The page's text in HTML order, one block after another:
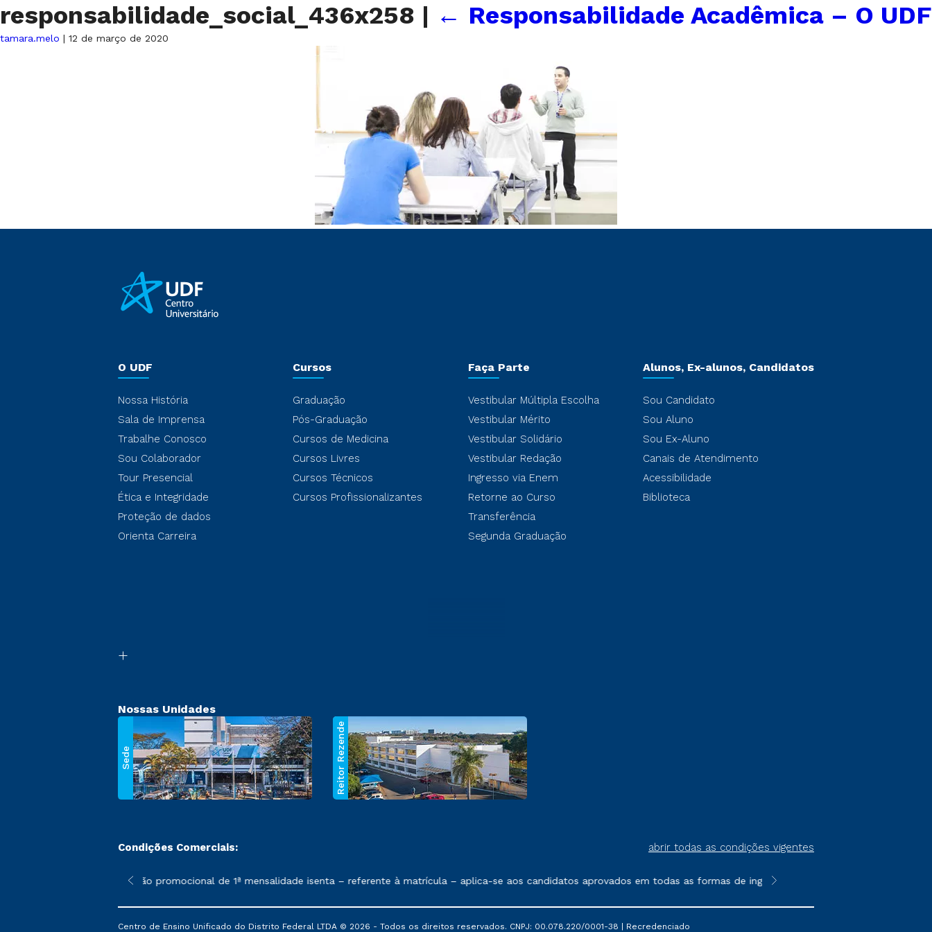
responsabilidade_social_436x258 | ← Responsabilidade Acadêmica – O UDF
tamara.melo | 12 de março de 2020
O UDF
Nossa História
Sala de Imprensa
Trabalhe Conosco
Sou Colaborador
Tour Presencial
Ética e Integridade
Proteção de dados
Orienta Carreira
Cursos
Graduação
Pós-Graduação
Cursos de Medicina
Cursos Livres
Cursos Técnicos
Cursos Profissionalizantes
Faça Parte
Vestibular Múltipla Escolha
Vestibular Mérito
Vestibular Solidário
Vestibular Redação
Ingresso via Enem
Retorne ao Curso
Transferência
Segunda Graduação
Alunos, Ex-alunos, Candidatos
Sou Candidato
Sou Aluno
Sou Ex-Aluno
Canais de Atendimento
Acessibilidade
Biblioteca
Nossas Unidades
Sede Reitor Rezende
Condições Comerciais: abrir todas as condições vigentes
sofrer alterações nos períodos de rematrícula conforme exposto no contrato de prestação de serviços.
*A condição promocional de 1ª mensalidade isenta – referente à matrícula – aplica-se aos candidatos aprovados em todas as formas de ingresso, exceto na prova on-line
**Semipresencial é um formato do
Centro de Ensino Unificado do Distrito Federal LTDA © 2026 - Todos os direitos reservados. CNPJ: 00.078.220/0001-38 | Recredenciado